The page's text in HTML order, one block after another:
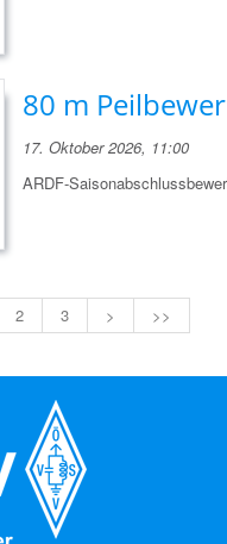
80 m
17. Oktober 2026, 11:00
ARDF-
2 3 > >>